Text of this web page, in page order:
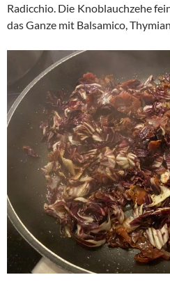
Radicchio. Die Knoblauchzehe
das Ganze mit Balsamico,